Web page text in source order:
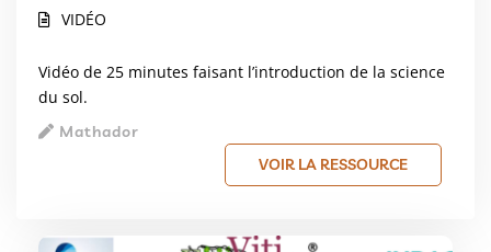
VIDÉO
Vidéo de 25 minutes faisant l’introduction de la science
du sol.
Mathador
VOIR LA RESSOURCE